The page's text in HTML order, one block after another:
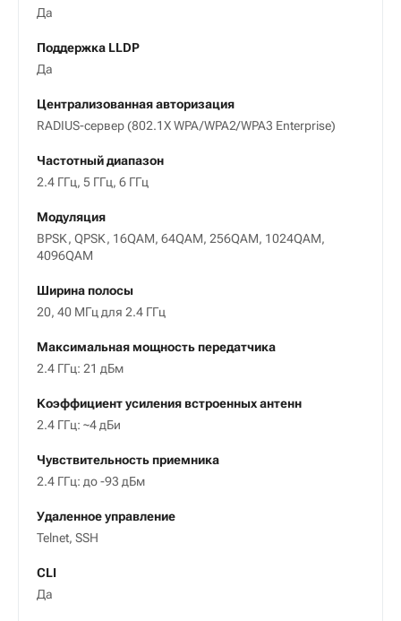
Да
Поддержка LLDP
Да
Централизованная авторизация
RADIUS-сервер (802.1X WPA/WPA2/WPA3 Enterprise)
Частотный диапазон
2.4 ГГц, 5 ГГц, 6 ГГц
Модуляция
BPSK, QPSK, 16QAM, 64QAM, 256QAM, 1024QAM,
4096QAM
Ширина полосы
20, 40 МГц для 2.4 ГГц
Максимальная мощность передатчика
2.4 ГГц: 21 дБм
Коэффициент усиления встроенных антенн
2.4 ГГц: ~4 дБи
Чувствительность приемника
2.4 ГГц: до -93 дБм
Удаленное управление
Telnet, SSH
CLI
Да